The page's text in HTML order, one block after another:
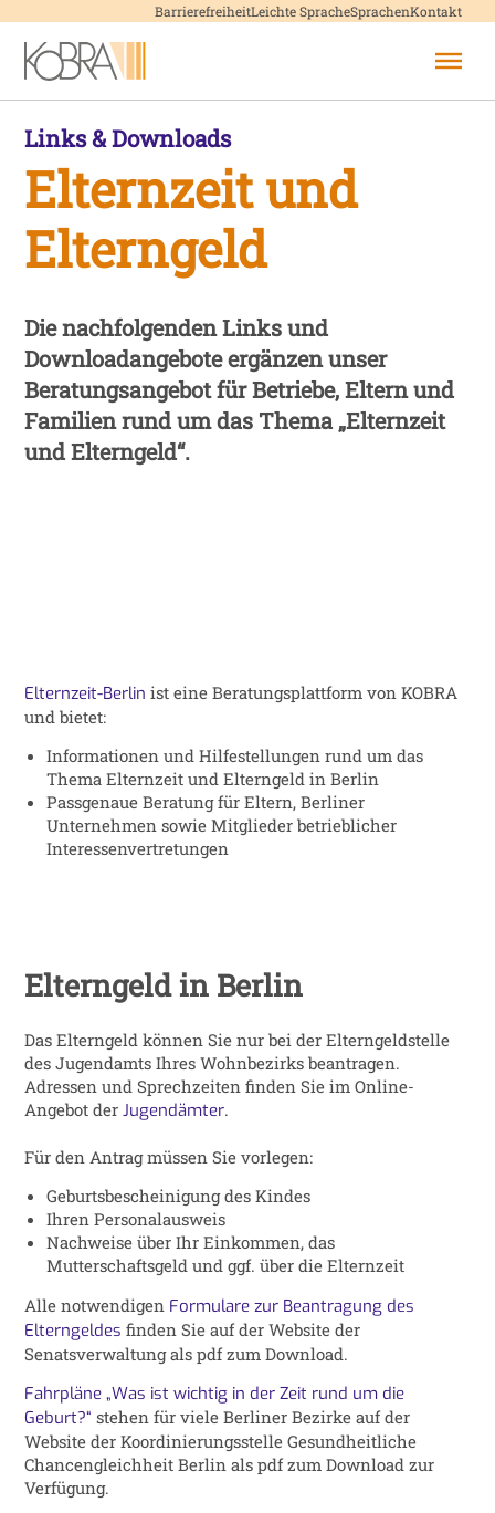
BarrierefreiheitLeichte SpracheSprachenKontakt
/ Infothek /Elternzeit und Elterngeld
Links & Downloads
Elternzeit und
Elterngeld
Die nachfolgenden Links und
Downloadangebote ergänzen unser
Beratungsangebot für Betriebe, Eltern und
Familien rund um das Thema „Elternzeit
und Elterngeld“.
Elternzeit-Berlin ist eine Beratungsplattform von KOBRA
und bietet:
Informationen und Hilfestellungen rund um das
Thema Elternzeit und Elterngeld in Berlin
Passgenaue Beratung für Eltern, Berliner
Unternehmen sowie Mitglieder betrieblicher
Interessenvertretungen
Elterngeld in Berlin
Das Elterngeld können Sie nur bei der Elterngeldstelle
des Jugendamts Ihres Wohnbezirks beantragen.
Adressen und Sprechzeiten finden Sie im Online-
Angebot der Jugendämter.
Für den Antrag müssen Sie vorlegen:
Geburtsbescheinigung des Kindes
Ihren Personalausweis
Nachweise über Ihr Einkommen, das
Mutterschaftsgeld und ggf. über die Elternzeit
Alle notwendigenFormulare zur Beantragung des
Elterngeldes finden Sie auf der Website der
Senatsverwaltung als pdf zum Download.
Fahrpläne „Was ist wichtig in der Zeit rund um die
Geburt?“ stehen für viele Berliner Bezirke auf der
Website der Koordinierungsstelle Gesundheitliche
Chancengleichheit Berlin als pdf zum Download zur
Verfügung.